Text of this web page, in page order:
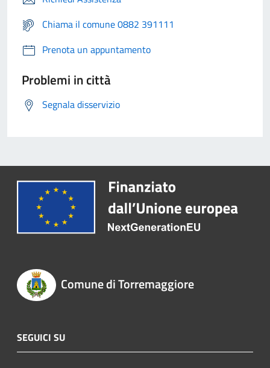
Chiama il comune 0882 391111
Prenota un appuntamento
Problemi in città
Segnala disservizio
Comune di Torremaggiore
SEGUICI SU